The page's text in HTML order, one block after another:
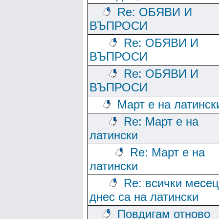
Re: ОБЯВИ И
ВЪПРОСИ
Re: ОБЯВИ И
ВЪПРОСИ
Re: ОБЯВИ И
ВЪПРОСИ
Март е на
Re: Март е на
латински
Re: Март е на
латински
Re: всички
днес са на латински
Повдигам отново